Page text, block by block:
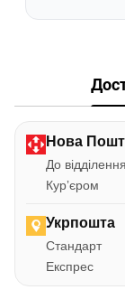
Нова
До відділення
Курʼєром
Укрпошта
Стандарт
Експрес